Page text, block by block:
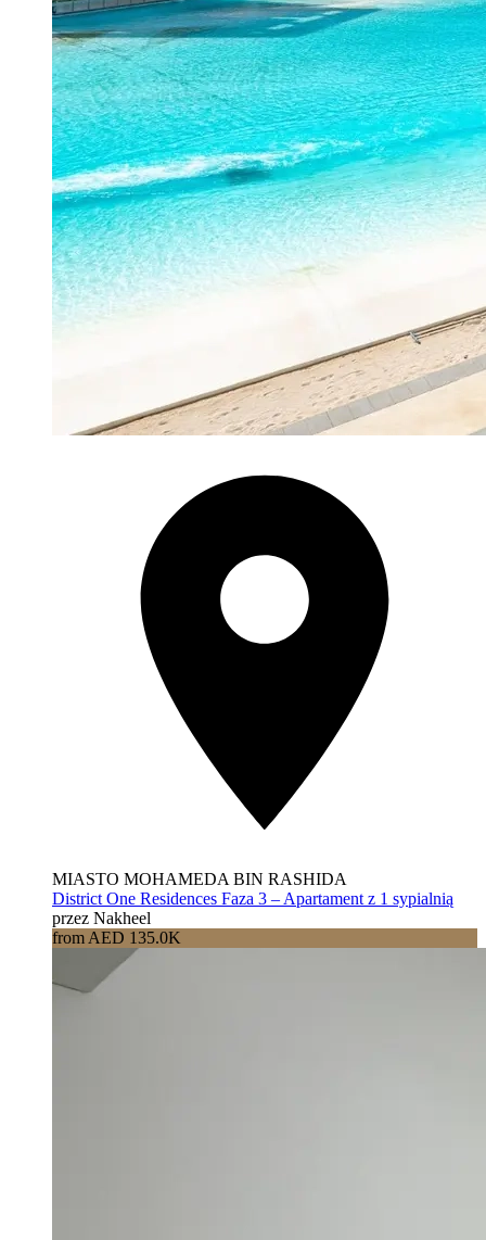
MIASTO MOHAMEDA BIN RASHIDA
District One Residences Faza 3 – Apartament z 1 sypialnią
przez Nakheel
from AED 135.0K